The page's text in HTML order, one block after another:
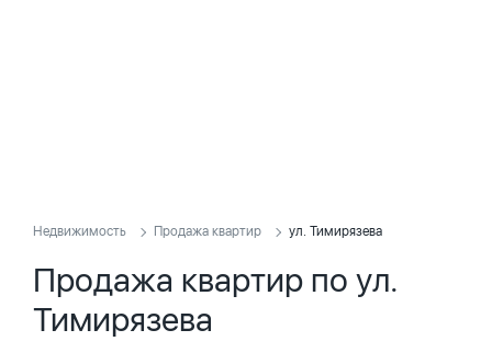
Недвижимость Продажа квартир ул. Тимирязева
Продажа квартир по ул.
Тимирязева